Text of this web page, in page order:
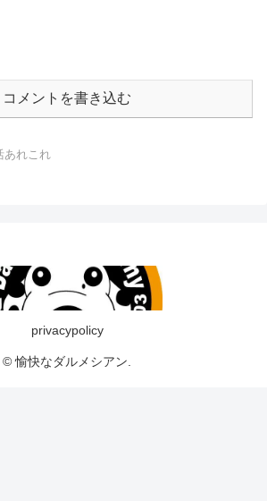
コメントを書き込む
あれこれ
privacypolicy
© 愉快なダルメシアン.